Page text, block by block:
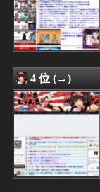
08/09 23:40
08/09 23:39
08/09 23:38
08/09 23:38
08/09 23:35
08/09 23:35
08/09 23:35
08/09 23:34
08/09 23:33
08/09 23:31
08/09 23:31
08/09 23:30
4 位 (→)